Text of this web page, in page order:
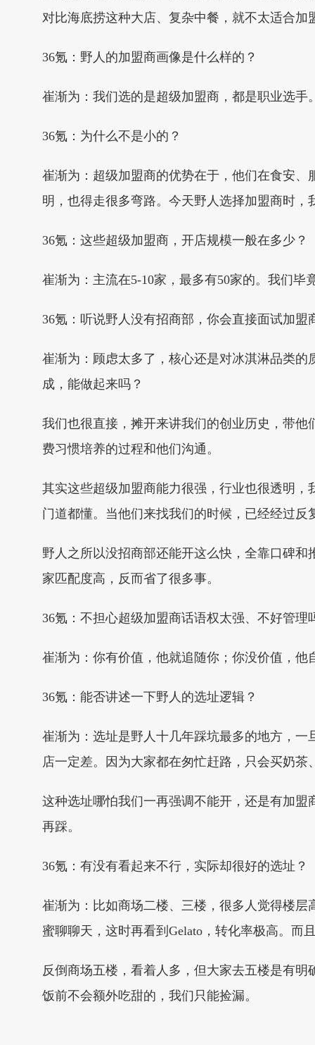
对比海底捞这种大店、复杂中餐，就不太适合加
36氪：野人的加盟商画像是什么样的？
崔渐为：我们选的是超级加盟商，都是职业选手
36氪：为什么不是小的？
崔渐为：超级加盟商的优势在于，他们在食安
明，也得走很多弯路。今天野人选择加盟商时
36氪：这些超级加盟商，开店规模一般在多少？
崔渐为：主流在5-10家，最多有50家的。我们
36氪：听说野人没有招商部，你会直接面试加
崔渐为：顾虑太多了，核心还是对冰淇淋品类
成，能做起来吗？
我们也很直接，摊开来讲我们的创业历史，带
费习惯培养的过程和他们沟通。
其实这些超级加盟商能力很强，行业也很透明
门道都懂。当他们来找我们的时候，已经经过
野人之所以没招商部还能开这么快，全靠口碑
家匹配度高，反而省了很多事。
36氪：不担心超级加盟商话语权太强、不好管理
崔渐为：你有价值，他就追随你；你没价值，他
36氪：能否讲述一下野人的选址逻辑？
崔渐为：选址是野人十几年踩坑最多的地方，
店一定差。因为大家都在匆忙赶路，只会买奶
这种选址哪怕我们一再强调不能开，还是有加
再踩。
36氪：有没有看起来不行，实际却很好的选址？
崔渐为：比如商场二楼、三楼，很多人觉得楼
蜜聊聊天，这时再看到Gelato，转化率极高。而
反倒商场五楼，看着人多，但大家去五楼是有
饭前不会额外吃甜的，我们只能捡漏。